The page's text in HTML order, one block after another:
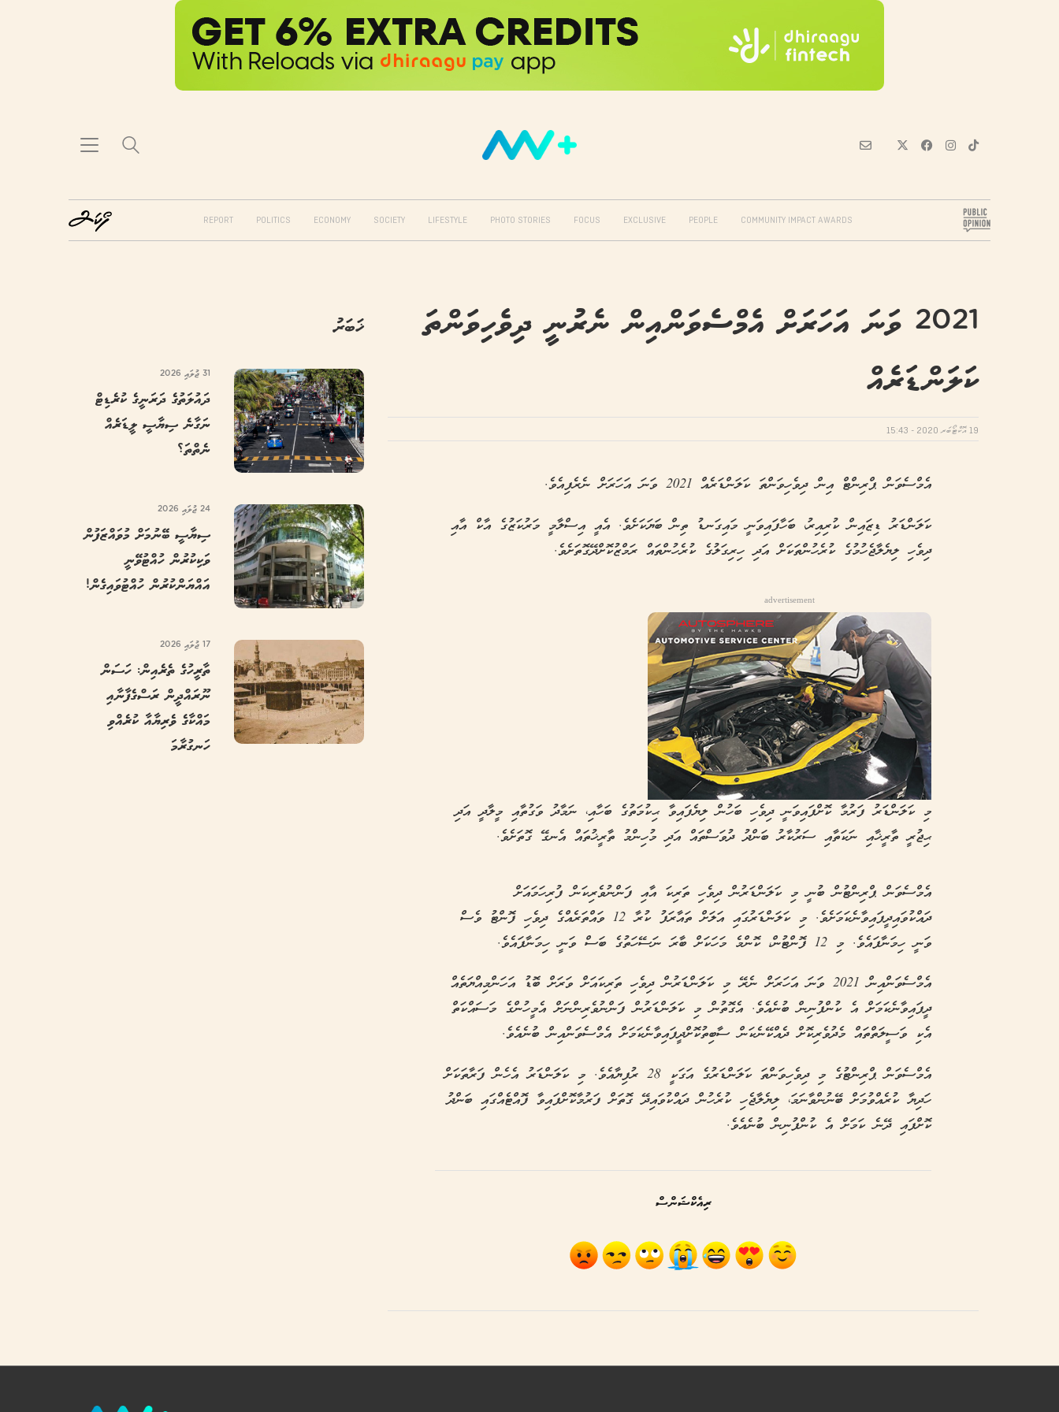
REPORT POLITICS ECONOMY SOCIETY LIFESTYLE PHOTO STORIES FOCUS EXCLUSIVE PEOPLE COMMUNITY IMPACT AWARDS
ޚަބަރު
31 ޖުލައި 2026
ދައުލަތުގެ ދަރަނީގެ ކުރެޑިޓް
ނަގާނެ ސިޔާސީ ލީޑަރެއް
ނެތްތަ؟
24 ޖުލައި 2026
ސިޔާސީ ބޭނުމަށް މުވައްޒަފުން
ވަކިކުރުން ހުއްޓުވޭނީ
އައްޔަންކުރުން ހުއްޓުވައިގެން!
17 ޖުލައި 2026
ތާރީހުގެ ތެރެއިން: ހަސަން
ނޫރައްދީން ރަސްގެފާނާއި
މައްކާގެ ވެރިޔާއާ ކުރެއްވި
ހަނގުރާމަ
2021 ވަނަ އަހަރަށް އެމްސެވަންއިން ނެރުނީ ދިވެހިވަންތަ
ކަލަންޑަރެއް
19 އޮކްޓޯބަރ 2020 - 15:43
އެމްސެވަން ޕްރިންޓް އިން ދިވެހިވަންތަ ކަލަންޑަރެއް 2021 ވަނަ އަހަރަށް ނެރެފިއެވެ.
ކަލަންޑަރު ޑިޒައިން ކުރިއިރު، ބަހާފައިވަނީ މައިގަނޑު ތިން ބަޔަކަށެވެ. އެއީ އިސްލާމީ މަރުކަޒުގެ އާކް އާއި
ދިވެހި ލިޔެލާޖެހުމުގެ ކުރެހުންތަކަށް އަދި ހިރިގަލުގެ ކުރެހުންތައް ރަމްޒުކޮށްދޭގޮތަށެވެ.
advertisement
މި ކަލަންޑަރު ފަރުމާ ކޮށްފައިވަނީ ދިވެހި ބަހުން ލިޔެފައިވާ ޙިކުމަތުގެ ބަހާއި، ނަމާދު ވަގުތާއި މީލާދީ އަދި
ޙިޖުރީ ތާރީޚާއި ނަކަތާއި ސަރުކާރު ބަންދު ދުވަސްތައް އަދި މުހިންމު ތާރީޚުތައް އެނގޭ ގޮތަށެވެ.
އެމްސެވަން ޕްރިންޓުން ބުނީ މި ކަލަންޑަރުން ދިވެހި ތަރިކަ އާއި ފަންނުވެރިކަން ފުރިހަމައަށް
ދައްކުވައިދީފައިވާނެކަމަށެވެ. މި ކަލަންޑަރުގައި އަލަށް ތައާރަފު ކުރާ 12 ވައްތަރެއްގެ ދިވެހި ފޮންޓު ވެސް
ވަނީ ހިމަނާފައެވެ. މި 12 ފޮންޓުން، ކޮންމެ މަހަކަށް ބާރަ ނަސޭހަތުގެ ބަސް ވަނީ ހިމަނާފައެވެ.
އެމްސެވަންއިން 2021 ވަނަ އަހަރަށް ނެރޭ މި ކަލަންޑަރުން ދިވެހި ތަރިކައަށް ވަރަށް ބޮޑު އަހަންމިއްޔަތެއް
ދީފައިވާނެކަމަށް އެ ކުންފުނިން ބުނެއެވެ. އެގޮތުން މި ކަލަންޑަރުން ފަންނުވެރިންނަށް އެމީހުންގެ މަސައްކަތް
އެކި ވަސީލަތްތައް މެދުވެރިކޮށް ދެއްކޭނެކަން ސާބިތުކޮށްދީފައިވާނެކަމަށް އެމްސެވަންއިން ބުނެއެވެ.
އެމްސެވަން ޕްރިންޓުގެ މި ދިވެހިވަންތަ ކަލަންޑަރުގެ އަގަކީ 28 ރުފިޔާއެވެ. މި ކަލަންޑަރު އެހެން ފަރާތަކަށް
ހަދިޔާ ކުރެއްވުމަށް ބޭނުންވާނަމަ، ލިޔެލާޖެހި ކުރެހުން ދައްކުވައިދޭ ގޮތަށް ފަރުމާކޮށްފައިވާ ފޮއްޓެއްގައި ބަންދު
ކޮށްފައި ދޭނެ ކަމަށް އެ ކުންފުނިން ބުނެއެވެ.
ރިއެކްޝަންސް